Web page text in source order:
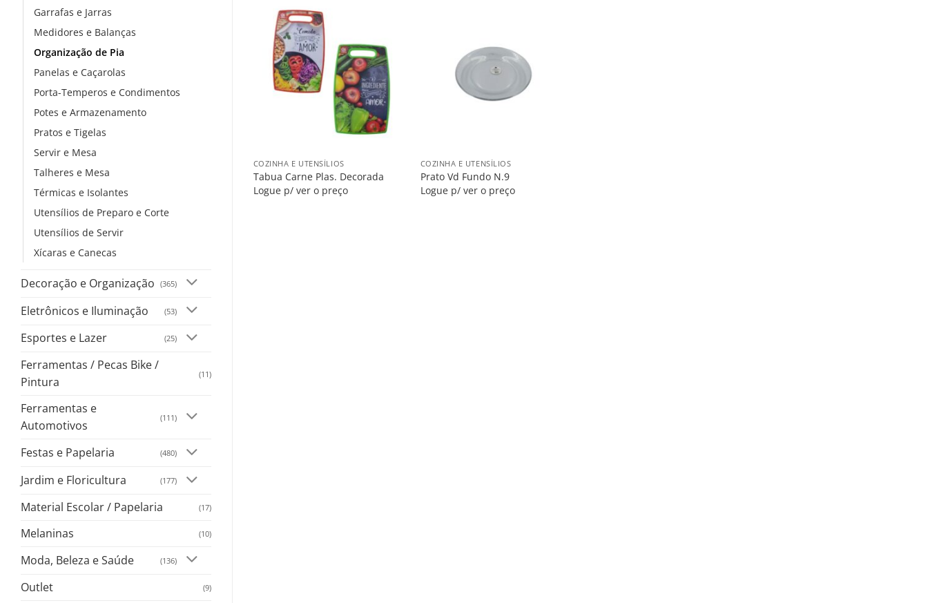
Garrafas e Jarras
Medidores e Balanças
Organização de Pia
Panelas e Caçarolas
Porta-Temperos e Condimentos
Potes e Armazenamento
Pratos e Tigelas
Servir e Mesa
Talheres e Mesa
Térmicas e Isolantes
Utensílios de Preparo e Corte
Utensílios de Servir
Xícaras e Canecas
Decoração e Organização (365)
Eletrônicos e Iluminação (53)
Esportes e Lazer (25)
Ferramentas / Pecas Bike /
Pintura
(11)
Ferramentas e
Automotivos
(111)
Festas e Papelaria (480)
Jardim e Floricultura (177)
Material Escolar / Papelaria (17)
Melaninas (10)
Moda, Beleza e Saúde (136)
Outlet (9)
na
Lista
COZINHA E UTENSÍLIOS
Tabua Carne Plas. Decorada
Logue p/ ver o preço
COZINHA E UTENSÍLIOS
Prato Vd Fundo N.9
Logue p/ ver o preço